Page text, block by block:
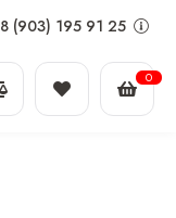
8 (903) 195 91 25
0